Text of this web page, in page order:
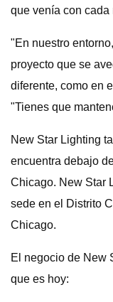
que venía con cada
"En nuestro
proyecto que se
diferente, como en
"Tienes que
New Star Lighting
encuentra debajo
Chicago. New Star
sede en el Distrito
Chicago.
El negocio de New
que es hoy: